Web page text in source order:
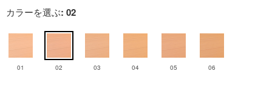
カラーを選ぶ: 02
01 02 03 04 05 06